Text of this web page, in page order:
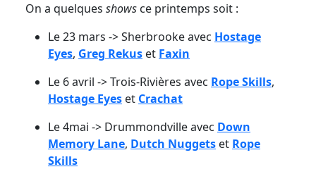
On a quelques shows ce printemps soit :
Le 23 mars -> Sherbrooke avec Hostage
Eyes, Greg Rekus et Faxin
Le 6 avril -> Trois-Rivières avec Rope Skills,
Hostage Eyes et Crachat
Le 4mai -> Drummondville avec Down
Memory Lane, Dutch Nuggets et Rope
Skills